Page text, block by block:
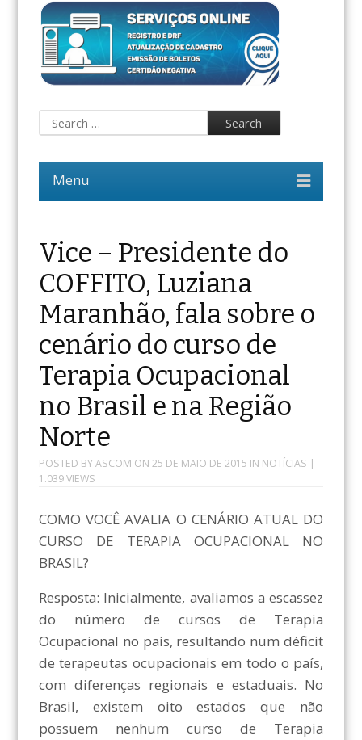
Vice – Presidente do
COFFITO, Luziana
Maranhão, fala sobre o
cenário do curso de
Terapia Ocupacional
no Brasil e na Região
Norte
POSTED BYASCOM ON 25 DE MAIO DE 2015 IN NOTÍCIAS |
1.039 VIEWS
COMO VOCÊ AVALIA O CENÁRIO ATUAL DO
CURSO DE TERAPIA OCUPACIONAL NO
BRASIL?
Resposta: Inicialmente, avaliamos a escassez
do número de cursos de Terapia
Ocupacional no país, resultando num déficit
de terapeutas ocupacionais em todo o país,
com diferenças regionais e estaduais. No
Brasil, existem oito estados que não
possuem nenhum curso de Terapia